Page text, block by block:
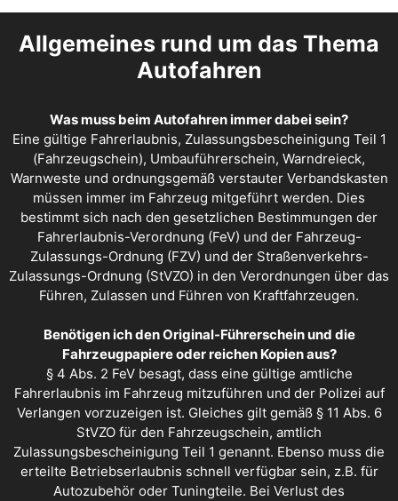
Allgemeines rund um das Thema
Autofahren
Was muss beim Autofahren immer dabei sein?
Eine gültige Fahrerlaubnis, Zulassungsbescheinigung Teil 1
(Fahrzeugschein), Umbauführerschein, Warndreieck,
Warnweste und ordnungsgemäß verstauter Verbandskasten
müssen immer im Fahrzeug mitgeführt werden. Dies
bestimmt sich nach den gesetzlichen Bestimmungen der
Fahrerlaubnis-Verordnung (FeV) und der Fahrzeug-
Zulassungs-Ordnung (FZV) und der Straßenverkehrs-
Zulassungs-Ordnung (StVZO) in den Verordnungen über das
Führen, Zulassen und Führen von Kraftfahrzeugen.
Benötigen ich den Original-Führerschein und die
Fahrzeugpapiere oder reichen Kopien aus?
§ 4 Abs. 2 FeV besagt, dass eine gültige amtliche
Fahrerlaubnis im Fahrzeug mitzuführen und der Polizei auf
Verlangen vorzuzeigen ist. Gleiches gilt gemäß § 11 Abs. 6
StVZO für den Fahrzeugschein, amtlich
Zulassungsbescheinigung Teil 1 genannt. Ebenso muss die
erteilte Betriebserlaubnis schnell verfügbar sein, z.B. für
Autozubehör oder Tuningteile. Bei Verlust des